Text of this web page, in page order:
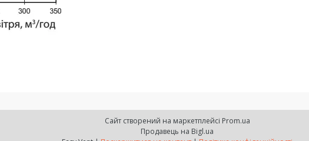
Сайт створений на маркетплейсі Prom.ua
Продавець на Bigl.ua